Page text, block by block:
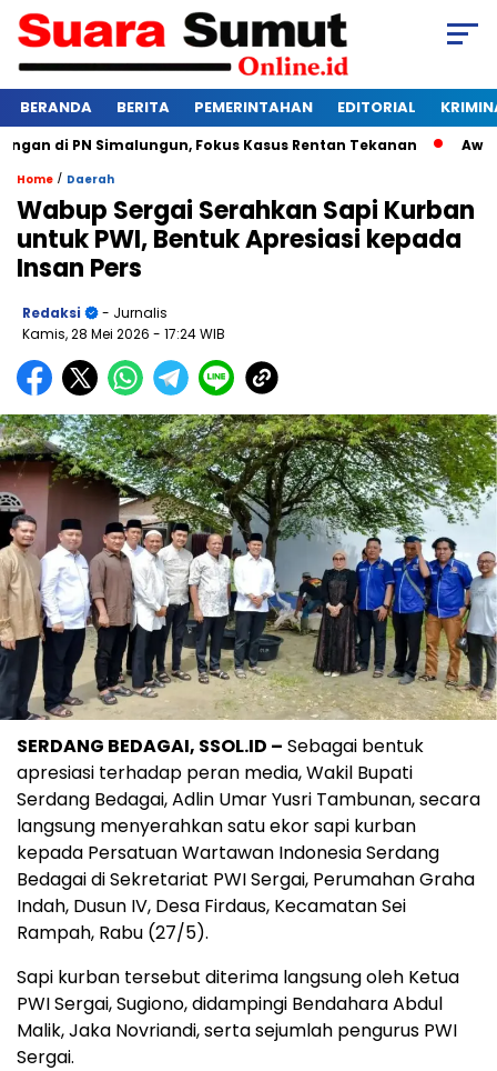
BERANDA BERITA PEMERINTAHAN EDITORIAL
di PN Simalungun, Fokus Kasus Rentan Tekanan Awas
Home / Daerah
Wabup Sergai Serahkan Sapi Kurban
untuk PWI, Bentuk Apresiasi kepada
Insan Pers
Redaksi
- Jurnalis
Kamis, 28 Mei 2026 - 17:24 WIB
SERDANG BEDAGAI, SSOL.ID – Sebagai bentuk
apresiasi terhadap peran media, Wakil Bupati
Serdang Bedagai, Adlin Umar Yusri Tambunan, secara
langsung menyerahkan satu ekor sapi kurban
kepada Persatuan Wartawan Indonesia Serdang
Bedagai di Sekretariat PWI Sergai, Perumahan Graha
Indah, Dusun IV, Desa Firdaus, Kecamatan Sei
Rampah, Rabu (27/5).
Sapi kurban tersebut diterima langsung oleh Ketua
PWI Sergai, Sugiono, didampingi Bendahara Abdul
Malik, Jaka Novriandi, serta sejumlah pengurus PWI
Sergai.